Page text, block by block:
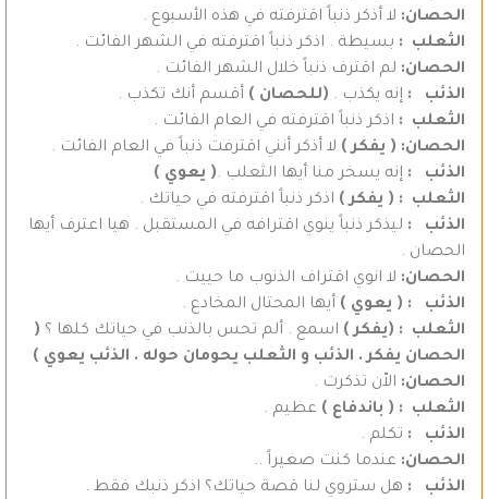
الحصان: لا أذكر ذنباً اقترفته في هذه الأسبوع .
الثعلب : بسيطة . اذكر ذنباً اقترفته في الشهر الفائت .
الحصان: لم اقترف ذنباً خلال الشهر الفائت .
الذئب : إنه يكذب . (للحصان ) أقسم أنك تكذب .
الثعلب : اذكر ذنباً اقترفته في العام الفائت .
الحصان: ( يفكر ) لا أذكر أنني اقترفت ذنباً في العام الفائت .
الذئب : إنه يسخر منا أيها الثعلب .( يعوي )
الثعلب : ( يفكر ) اذكر ذنباً اقترفته في حياتك .
الذئب : ليذكر ذنباً ينوي اقترافه في المستقبل . هيا اعترف أيها
الحصان .
الحصان: لا انوي اقتراف الذنوب ما حييت .
الذئب : ( يعوي ) أيها المحتال المخادع .
الثعلب : (يفكر ) اسمع . ألم تحس بالذنب في حياتك كلها ؟ (
الحصان يفكر . الذئب و الثعلب يحومان حوله . الذئب يعوي )
الحصان: الاّن تذكرت .
الثعلب : ( باندفاع ) عظيم .
الذئب : تكلم .
الحصان: عندما كنت صغيراً ..
الذئب : هل ستروي لنا قصة حياتك؟ اذكر ذنبك فقط .